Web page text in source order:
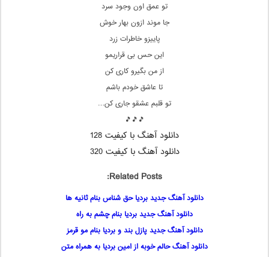
تو عمق اون وجود سرد
جا موند ازون بهار خوش
پاییزو خاطرات زرد
این حس بی قراریمو
از من بگیرو کاری کن
تا عاشق خودم باشم
تو قلبم عشقو جاری کن…
🎵🎵🎵
دانلود آهنگ با کیفیت 128
دانلود آهنگ با کیفیت 320
Related Posts:
دانلود آهنگ جدید بردیا حق شناس بنام ثانیه ها
دانلود آهنگ جدید بردیا بنام چشم به راه
دانلود آهنگ جدید پازل بند و بردیا بنام مو قرمز
دانلود آهنگ حالم خوبه از امین بردیا به همراه متن